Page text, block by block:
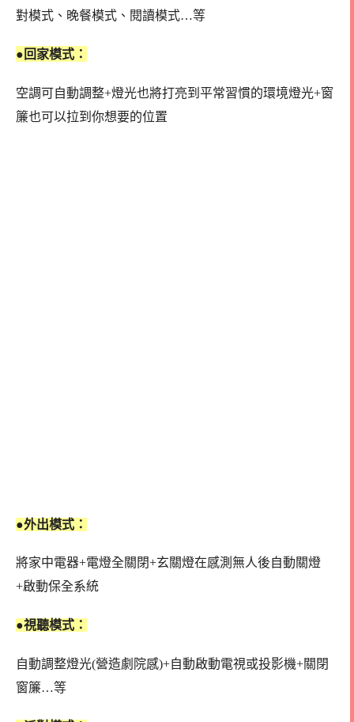
對模式、晚餐模式、閱讀模式…等
●回家模式：
空調可自動調整+燈光也將打亮到平常習慣的環境燈光+窗
簾也可以拉到你想要的位置
●外出模式：
將家中電器+電燈全關閉+玄關燈在感測無人後自動關燈
+啟動保全系統
●視聽模式：
自動調整燈光(營造劇院感)+自動啟動電視或投影機+關閉
窗簾…等